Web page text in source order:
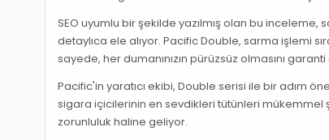
SEO uyumlu bir şekilde yazılmış olan bu
detaylıca ele alıyor. Pacific Double, sarma işlemi
sayede, her dumanınızın pürüzsüz olmasını garanti
Pacific'in yaratıcı ekibi, Double serisi ile bir adım
sigara içicilerinin en sevdikleri tütünleri mükemmel
zorunluluk haline geliyor.